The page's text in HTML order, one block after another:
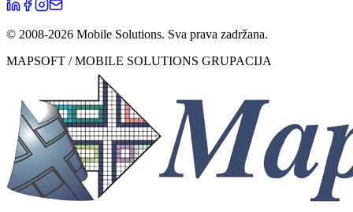
© 2008-2026 Mobile Solutions. Sva prava zadržana.
MAPSOFT / MOBILE SOLUTIONS GRUPACIJA